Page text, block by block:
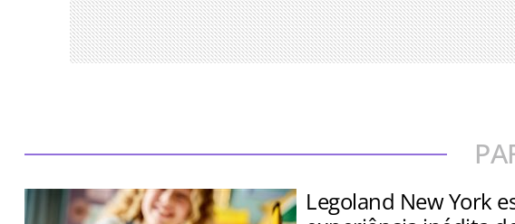
Legoland New York